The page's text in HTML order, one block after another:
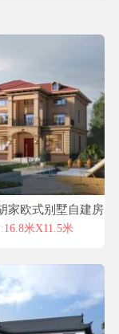
家欧式别墅自建房
喜天下建筑设计
16.8米X11.5米